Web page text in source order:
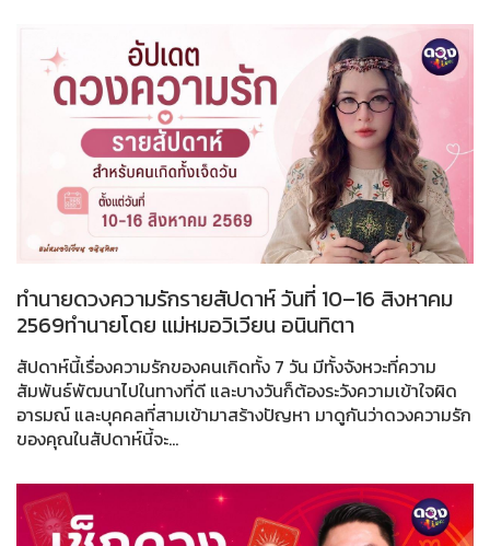
ทำนายดวงความรักรายสัปดาห์ วันที่ 10–16 สิงหาคม
2569ทำนายโดย แม่หมอวิเวียน อนินทิตา
สัปดาห์นี้เรื่องความรักของคนเกิดทั้ง 7 วัน มีทั้งจังหวะที่ความ
สัมพันธ์พัฒนาไปในทางที่ดี และบางวันก็ต้องระวังความเข้าใจผิด
อารมณ์ และบุคคลที่สามเข้ามาสร้างปัญหา มาดูกันว่าดวงความรัก
ของคุณในสัปดาห์นี้จะ...